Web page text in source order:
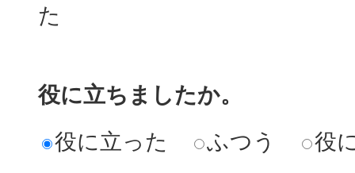
た
役に立ちましたか。
役に立った
ふつう 役